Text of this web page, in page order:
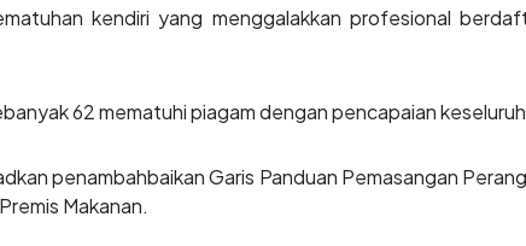
kendiri yang menggalakkan profesional
62 mematuhi piagam dengan pencapaian
penambahbaikan Garis Panduan Pemasangan
Makanan.